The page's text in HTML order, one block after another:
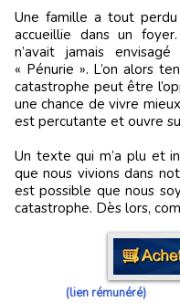
Une famille a tout perdu suite à des inondations, elle est
accueillie dans un
n’avait jamais
« Pénurie ». L’on alors
catastrophe peut être
une chance de vivre
est percutante et ouvre
Un texte qui m’a plu et
que nous vivions dans
est possible que nous
catastrophe. Dès lors,
(lien rémunéré)